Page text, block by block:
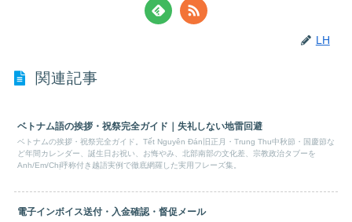
LH
関連記事
ベトナム語の挨拶・祝祭完全ガイド｜失礼しない地雷回避
ベトナムの挨拶・祝祭完全ガイド。Tết Nguyên Đán旧正月・Trung Thu中秋節・国慶節な
ど年間カレンダー、誕生日お祝い、お悔やみ、北部南部の文化差、宗教政治タブーを
Anh/Em/Chị呼称付き越語実例で徹底網羅した実用フレーズ集。
電子インボイス送付・入金確認・督促メール